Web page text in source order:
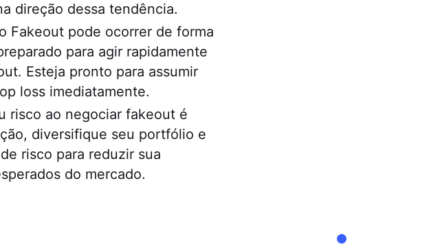
direção dessa tendência.
o Fakeout pode ocorrer de forma
para agir rapidamente
Esteja pronto para assumir
loss imediatamente.
risco ao negociar fakeout é
diversifique seu portfólio e
risco para reduzir sua
do mercado.